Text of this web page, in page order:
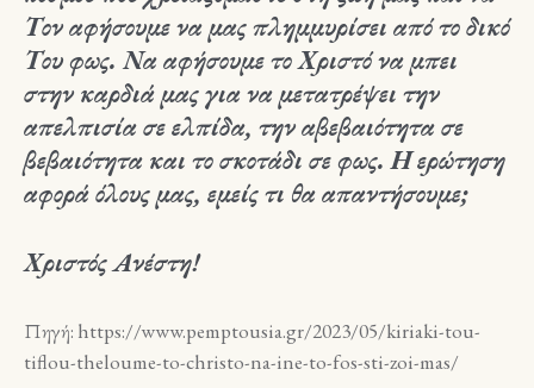
Τον αφήσουμε να μας πλημμυρίσει από το δικό
Του φως. Να αφήσουμε το Χριστό να μπει
στην καρδιά μας για να μετατρέψει την
απελπισία σε ελπίδα, την αβεβαιότητα σε
βεβαιότητα και το σκοτάδι σε φως. Η ερώτηση
αφορά όλους μας, εμείς τι θα απαντήσουμε;
Χριστός Ανέστη!
Πηγή: https://www.pemptousia.gr/2023/05/kiriaki-tou-
tiflou-theloume-to-christo-na-ine-to-fos-sti-zoi-mas/